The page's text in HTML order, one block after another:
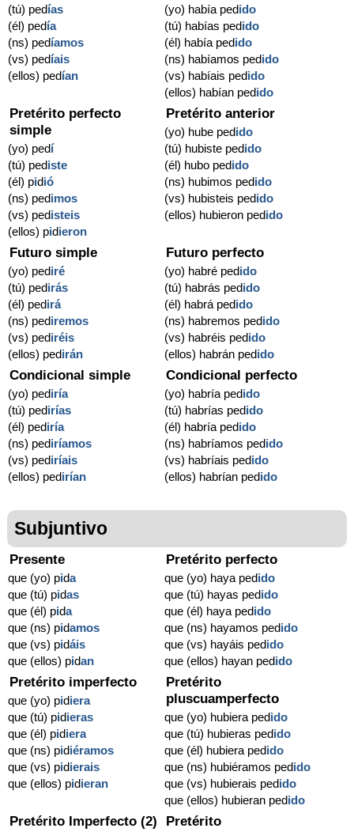
(tú) pedías
(él) pedía
(ns) pedíamos
(vs) pedíais
(ellos) pedían
(yo) había pedido
(tú) habías pedido
(él) había pedido
(ns) habíamos pedido
(vs) habíais pedido
(ellos) habían pedido
Pretérito perfecto
simple
(yo) pedí
(tú) pediste
(él) pidió
(ns) pedimos
(vs) pedisteis
(ellos) pidieron
Pretérito anterior
(yo) hube pedido
(tú) hubiste pedido
(él) hubo pedido
(ns) hubimos pedido
(vs) hubisteis pedido
(ellos) hubieron pedido
Futuro simple
(yo) pediré
(tú) pedirás
(él) pedirá
(ns) pediremos
(vs) pediréis
(ellos) pedirán
Futuro perfecto
(yo) habré pedido
(tú) habrás pedido
(él) habrá pedido
(ns) habremos pedido
(vs) habréis pedido
(ellos) habrán pedido
Condicional simple
(yo) pediría
(tú) pedirías
(él) pediría
(ns) pediríamos
(vs) pediríais
(ellos) pedirían
Condicional perfecto
(yo) habría pedido
(tú) habrías pedido
(él) habría pedido
(ns) habríamos pedido
(vs) habríais pedido
(ellos) habrían pedido
Subjuntivo
Presente
que (yo) pida
que (tú) pidas
que (él) pida
que (ns) pidamos
que (vs) pidáis
que (ellos) pidan
Pretérito perfecto
que (yo) haya pedido
que (tú) hayas pedido
que (él) haya pedido
que (ns) hayamos pedido
que (vs) hayáis pedido
que (ellos) hayan pedido
Pretérito imperfecto
que (yo) pidiera
que (tú) pidieras
que (él) pidiera
que (ns) pidiéramos
que (vs) pidierais
que (ellos) pidieran
Pretérito
pluscuamperfecto
que (yo) hubiera pedido
que (tú) hubieras pedido
que (él) hubiera pedido
que (ns) hubiéramos pedido
que (vs) hubierais pedido
que (ellos) hubieran pedido
Pretérito Imperfecto (2)
Pretérito